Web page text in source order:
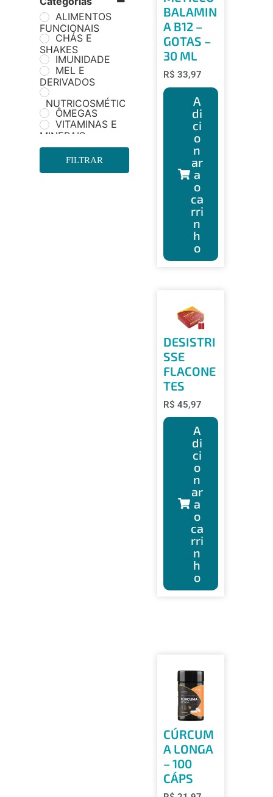
ALIMENTOS
FUNCIONAIS
CHÁS E
SHAKES
IMUNIDADE
MEL E
DERIVADOS
NUTRICOSMÉTICOS
ÔMEGAS
VITAMINAS E
MINERAIS
FILTRAR
BALAMIN
A B12 –
GOTAS –
30 ML
R$ 33,97
A
di
ci
o
n
ar
a
o
ca
rri
n
h
o
DESISTRI
SSE
FLACONE
TES
R$ 45,97
A
di
ci
o
n
ar
a
o
ca
rri
n
h
o
CÚRCUM
A LONGA
– 100
CÁPS